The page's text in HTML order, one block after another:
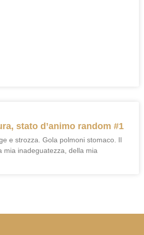
stato d’animo random #1
e strozza. Gola polmoni stomaco. Il
mia inadeguatezza, della mia